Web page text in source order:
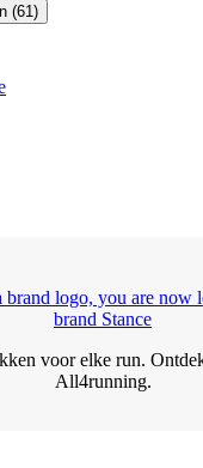
(61)
brand logo, you are now
brand Stance
voor elke run.
All4running.